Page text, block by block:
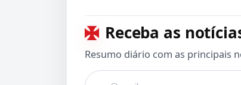
Receba as
Resumo diário com as principais
Seu e-mail